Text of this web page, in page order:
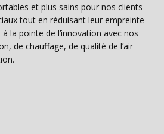
et plus sains pour nos clients
tout en réduisant leur empreinte
la pointe de l’innovation avec nos
de chauffage, de qualité de l’air